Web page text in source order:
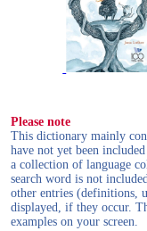
Please note
This dictionary mainly
have not yet been
a collection of language
search word is not
other entries (definitions,
displayed, if they occur.
examples on your screen.